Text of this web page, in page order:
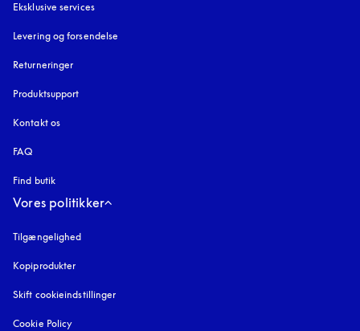
Eksklusive services
Levering og forsendelse
Returneringer
Produktsupport
Kontakt os
FAQ
Find butik
Vores politikker
Tilgængelighed
Kopiprodukter
Skift cookieindstillinger
Cookie Policy